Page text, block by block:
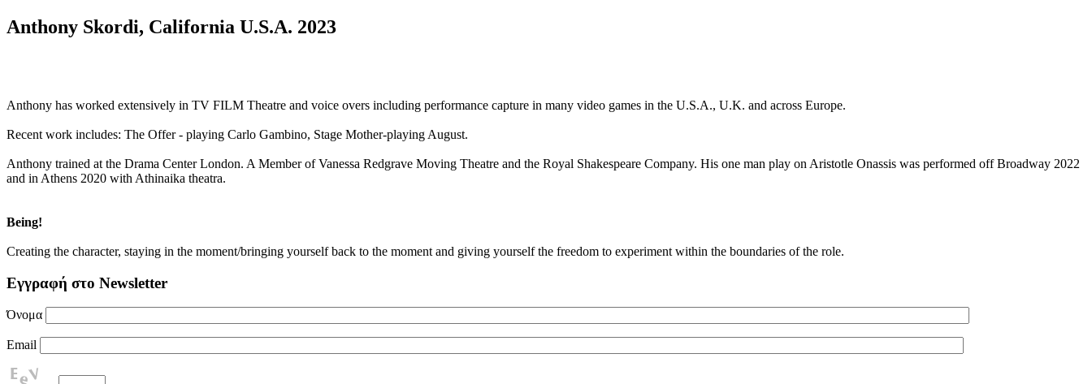
Anthony Skordi, California U.S.A. 2023
Anthony has worked extensively in TV FILM Theatre and voice overs including performance capture in many video games in the U.S.A., U.K. and across Europe.
Recent work includes: The Offer - playing Carlo Gambino, Stage Mother-playing August.
Anthony trained at the Drama Center London. A Member of Vanessa Redgrave Moving Theatre and the Royal Shakespeare Company. His one man play on Aristotle Onassis was performed off Broadway 2022
and in Athens 2020 with Athinaika theatra.
Being!
Creating the character, staying in the moment/bringing yourself back to the moment and giving yourself the freedom to experiment within the boundaries of the role.
Εγγραφή στο Newsletter
Όνομα
Email